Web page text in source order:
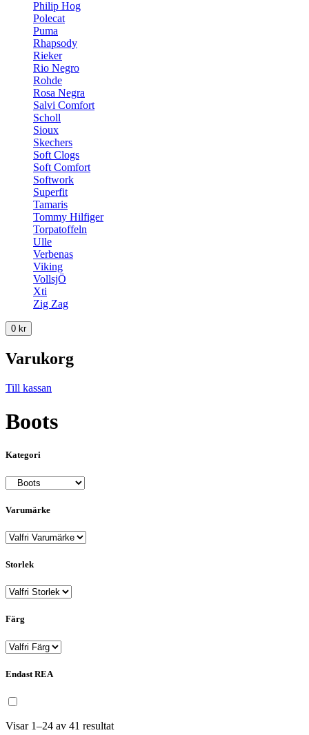
Philip Hog
Polecat
Puma
Rhapsody
Rieker
Rio Negro
Rohde
Rosa Negra
Salvi Comfort
Scholl
Sioux
Skechers
Soft Clogs
Soft Comfort
Softwork
Superfit
Tamaris
Tommy Hilfiger
Torpatoffeln
Ulle
Verbenas
Viking
VollsjÖ
Xti
Zig Zag
0 kr
Varukorg
Till kassan
Boots
Kategori
Varumärke
Storlek
Färg
Endast REA
Visar 1–24 av 41 resultat